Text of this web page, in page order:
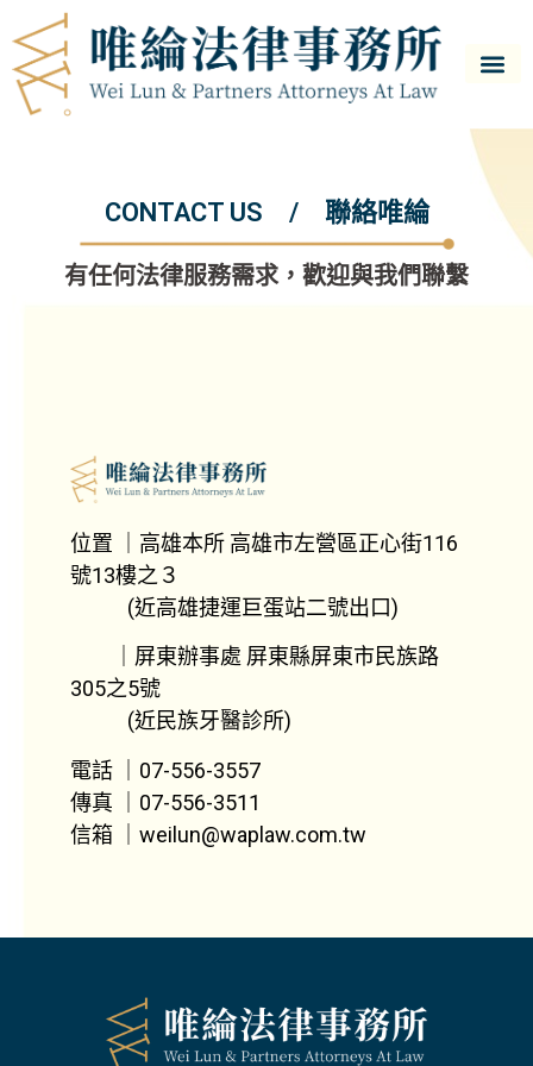
CONTACT US / 聯絡唯綸
有任何法律服務需求，歡迎與我們聯繫
位置 ｜高雄本所 高雄市左營區正心街116
號13樓之３
(近高雄捷運巨蛋站二號出口)
｜屏東辦事處 屏東縣屏東市民族路
305之5號
(近民族牙醫診所)
電話 ｜07-556-3557
傳真 ｜07-556-3511
信箱 ｜weilun@waplaw.com.tw